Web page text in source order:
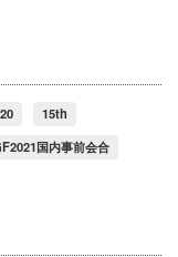
15th
国内事前会合